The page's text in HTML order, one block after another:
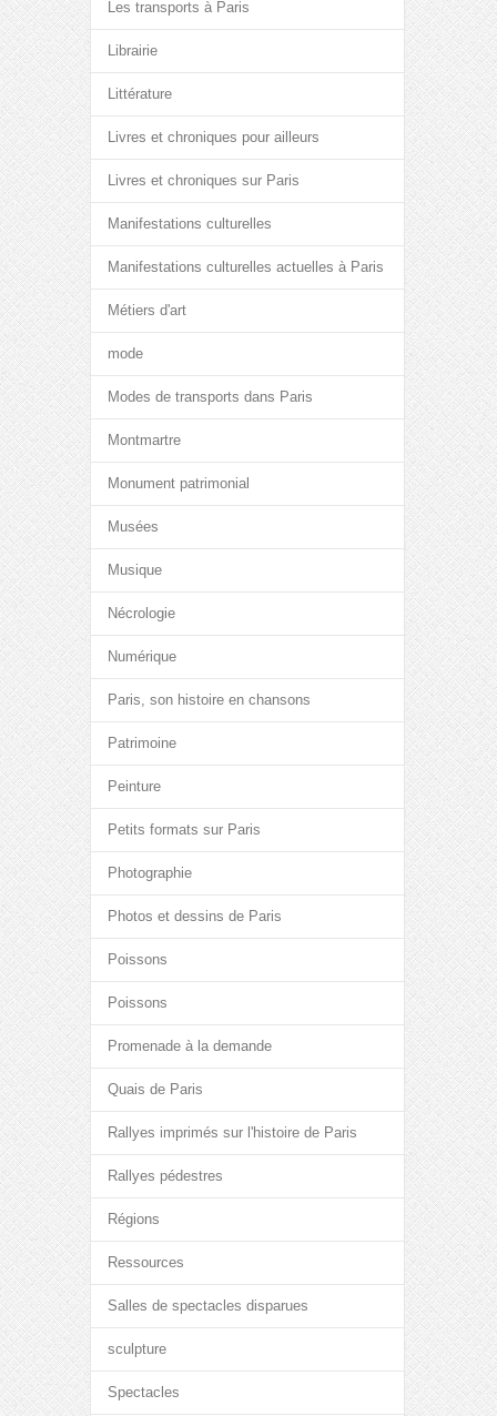
Les transports à Paris
Librairie
Littérature
Livres et chroniques pour ailleurs
Livres et chroniques sur Paris
Manifestations culturelles
Manifestations culturelles actuelles à Paris
Métiers d'art
mode
Modes de transports dans Paris
Montmartre
Monument patrimonial
Musées
Musique
Nécrologie
Numérique
Paris, son histoire en chansons
Patrimoine
Peinture
Petits formats sur Paris
Photographie
Photos et dessins de Paris
Poissons
Poissons
Promenade à la demande
Quais de Paris
Rallyes imprimés sur l'histoire de Paris
Rallyes pédestres
Régions
Ressources
Salles de spectacles disparues
sculpture
Spectacles